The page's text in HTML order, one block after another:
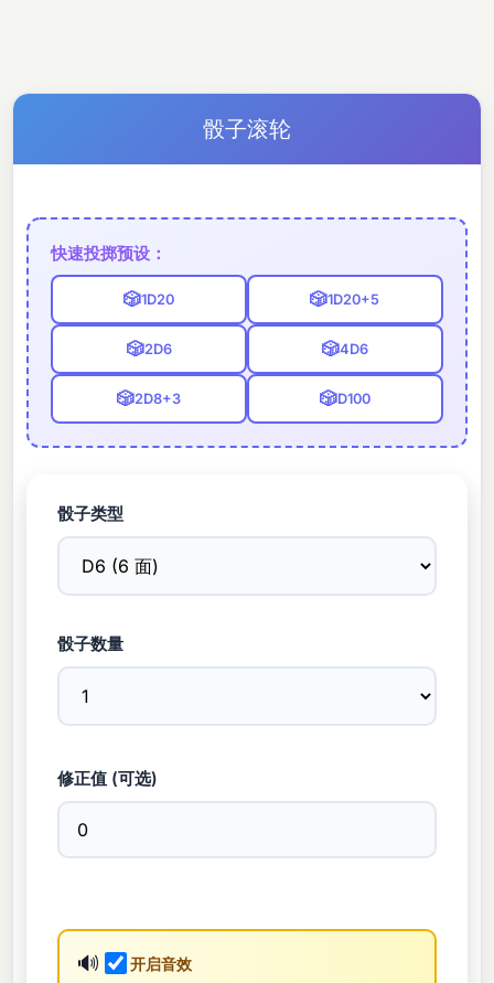
骰子滚轮
快速投掷预设：
🎲1D20 🎲1D20+5
🎲2D6 🎲4D6
🎲2D8+3 🎲D100
骰子类型
骰子数量
修正值 (可选)
🔊 开启音效